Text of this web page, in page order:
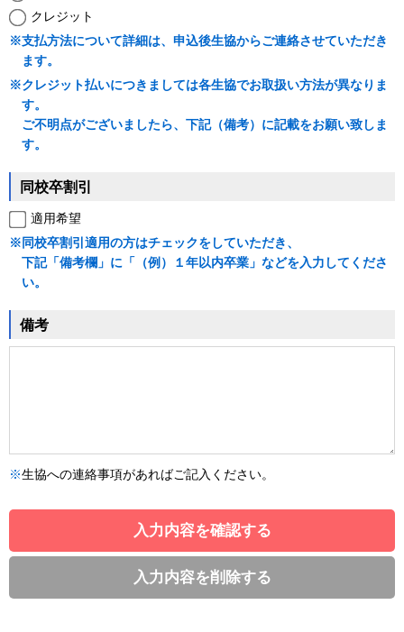
クレジット
※支払方法について詳細は、申込後生協からご連絡させていただき
ます。
※クレジット払いにつきましては各生協でお取扱い方法が異なりま
す。
ご不明点がございましたら、下記（備考）に記載をお願い致しま
す。
同校卒割引
適用希望
※同校卒割引適用の方はチェックをしていただき、
下記「備考欄」に「（例）１年以内卒業」などを入力してくださ
い。
備考
※生協への連絡事項があればご記入ください。
入力内容を確認する
入力内容を削除する